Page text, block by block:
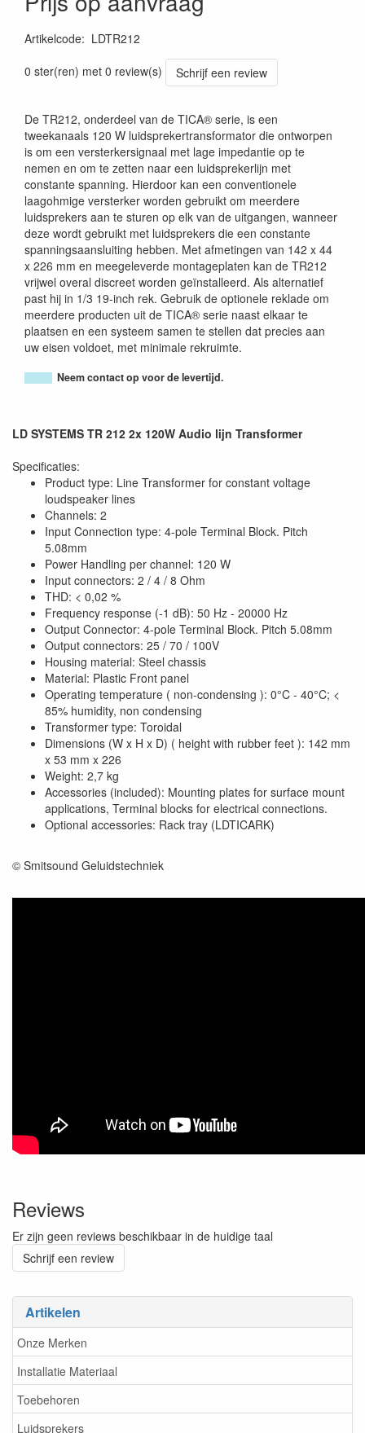
Artikelen
Onze Merken
Installatie Materiaal
Toebehoren
Luidsprekers
Artikelcode: LDTR212
0 ster(ren) met 0 review(s)
Schrijf een review
De TR212, onderdeel van de TICA® serie, is een
tweekanaals 120 W luidsprekertransformator die ontworpen
is om een versterkersignaal met lage impedantie op te
nemen en om te zetten naar een luidsprekerlijn met
constante spanning. Hierdoor kan een conventionele
laagohmige versterker worden gebruikt om meerdere
luidsprekers aan te sturen op elk van de uitgangen, wanneer
deze wordt gebruikt met luidsprekers die een constante
spanningsaansluiting hebben. Met afmetingen van 142 x 44
x 226 mm en meegeleverde montageplaten kan de TR212
vrijwel overal discreet worden geïnstalleerd. Als alternatief
past hij in 1/3 19-inch rek. Gebruik de optionele reklade om
meerdere producten uit de TICA® serie naast elkaar te
plaatsen en een systeem samen te stellen dat precies aan
uw eisen voldoet, met minimale rekruimte.
Neem contact op voor de levertijd.
LD SYSTEMS TR 212 2x 120W Audio lijn Transformer
Specificaties:
Product type: Line Transformer for constant voltage
loudspeaker lines
Channels: 2
Input Connection type: 4-pole Terminal Block. Pitch
5.08mm
Power Handling per channel: 120 W
Input connectors: 2 / 4 / 8 Ohm
THD: < 0,02 %
Frequency response (-1 dB): 50 Hz - 20000 Hz
Output Connector: 4-pole Terminal Block. Pitch 5.08mm
Output connectors: 25 / 70 / 100V
Housing material: Steel chassis
Material: Plastic Front panel
Operating temperature ( non-condensing ): 0°C - 40°C; <
85% humidity, non condensing
Transformer type: Toroidal
Dimensions (W x H x D) ( height with rubber feet ): 142 mm
x 53 mm x 226
Weight: 2,7 kg
Accessories (included): Mounting plates for surface mount
applications, Terminal blocks for electrical connections.
Optional accessories: Rack tray (LDTICARK)
© Smitsound Geluidstechniek
Reviews
Er zijn geen reviews beschikbaar in de huidige taal
Schrijf een review